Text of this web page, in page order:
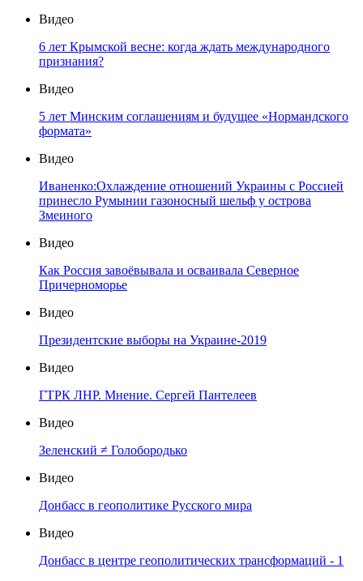
Видео
6 лет Крымской весне: когда ждать международного
признания?
Видео
5 лет Минским соглашениям и будущее «Нормандского
формата»
Видео
Иваненко:Охлаждение отношений Украины с Россией
принесло Румынии газоносный шельф у острова
Змеиного
Видео
Как Россия завоёвывала и осваивала Северное
Причерноморье
Видео
Президентские выборы на Украине-2019
Видео
ГТРК ЛНР. Мнение. Сергей Пантелеев
Видео
Зеленский ≠ Голобородько
Видео
Донбасс в геополитике Русского мира
Видео
Донбасс в центре геополитических трансформаций - 1